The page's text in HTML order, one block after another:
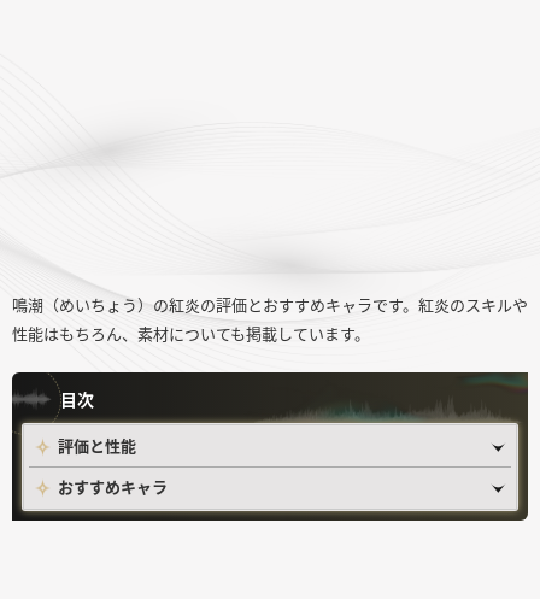
鳴潮（めいちょう）の紅炎の評価とおすすめキャラです。紅炎のスキルや
性能はもちろん、素材についても掲載しています。
目次
評価と性能
おすすめキャラ